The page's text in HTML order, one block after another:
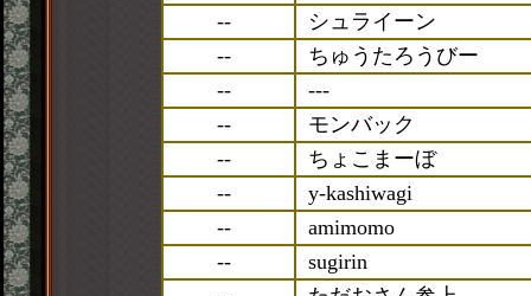
--
シュライーン
--
ちゅうたろうびー
--
---
--
モンバック
--
ちょこまーぼ
--
y-kashiwagi
--
amimomo
--
sugirin